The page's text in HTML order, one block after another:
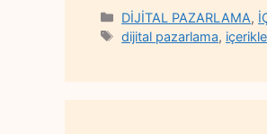
Categories
DİJİTAL PAZARLAMA,
Tags
dijital pazarlama,